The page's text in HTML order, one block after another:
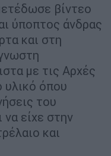
βίντεο
ύποπτος άνδρας
και στη
με τις Αρχές
υλικό όπου
του
είχε στην
και